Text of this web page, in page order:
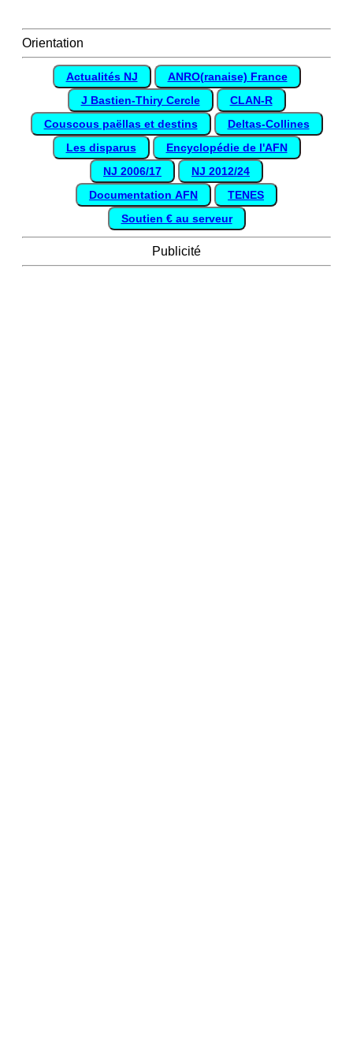
Orientation
Actualités NJ
ANRO(ranaise) France
J Bastien-Thiry Cercle
CLAN-R
Couscous paëllas et destins
Deltas-Collines
Les disparus
Encyclopédie de l'AFN
NJ 2006/17
NJ 2012/24
Documentation AFN
TENES
Soutien € au serveur
Publicité